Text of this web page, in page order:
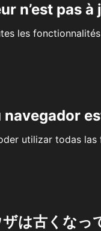
n’est pas à
les
utilizar todas
は古くなっ